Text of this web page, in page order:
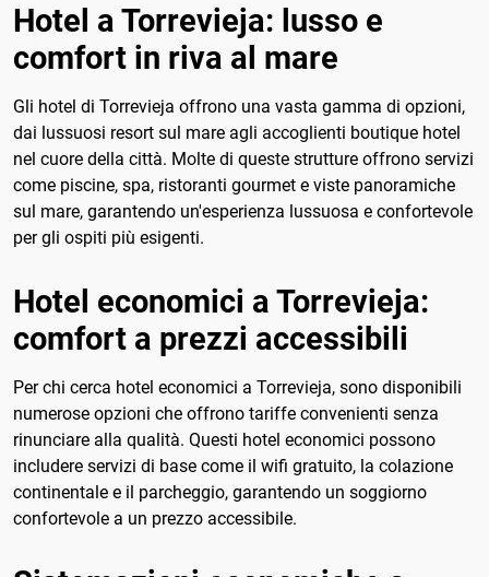
Hotel a Torrevieja: lusso e
comfort in riva al mare
Gli hotel di Torrevieja offrono una vasta gamma di opzioni,
dai lussuosi resort sul mare agli accoglienti boutique hotel
nel cuore della città. Molte di queste strutture offrono servizi
come piscine, spa, ristoranti gourmet e viste panoramiche
sul mare, garantendo un'esperienza lussuosa e confortevole
per gli ospiti più esigenti.
Hotel economici a Torrevieja:
comfort a prezzi accessibili
Per chi cerca hotel economici a Torrevieja, sono disponibili
numerose opzioni che offrono tariffe convenienti senza
rinunciare alla qualità. Questi hotel economici possono
includere servizi di base come il wifi gratuito, la colazione
continentale e il parcheggio, garantendo un soggiorno
confortevole a un prezzo accessibile.